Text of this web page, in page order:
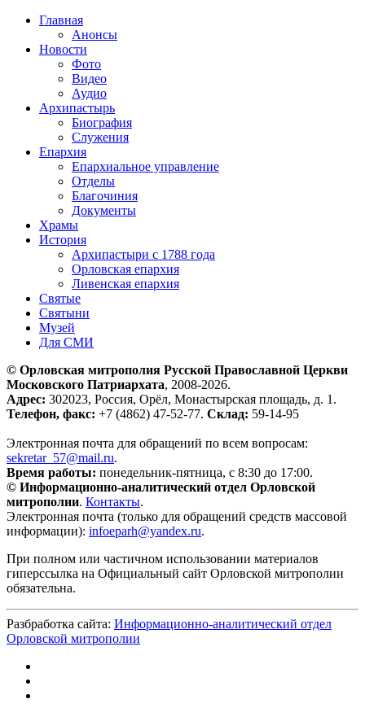
Главная
Анонсы
Новости
Фото
Видео
Аудио
Архипастырь
Биография
Служения
Епархия
Епархиальное управление
Отделы
Благочиния
Документы
Храмы
История
Архипастыри с 1788 года
Орловская епархия
Ливенская епархия
Святые
Святыни
Музей
Для СМИ
© Орловская митрополия Русской Православной Церкви
Московского Патриархата, 2008-2026.
Адрес: 302023, Россия, Орёл, Монастырская площадь, д. 1.
Телефон, факс: +7 (4862) 47-52-77. Склад: 59-14-95
Электронная почта для обращений по всем вопросам:
sekretar_57@mail.ru.
Время работы: понедельник-пятница, с 8:30 до 17:00.
© Информационно-аналитический отдел Орловской
митрополии. Контакты.
Электронная почта (только для обращений средств массовой
информации): infoeparh@yandex.ru.
При полном или частичном использовании материалов
гиперссылка на Официальный сайт Орловской митрополии
обязательна.
Разбработка сайта: Информационно-аналитический отдел
Орловской митрополии